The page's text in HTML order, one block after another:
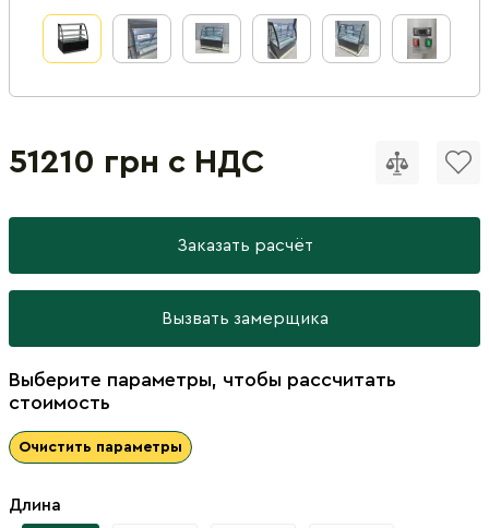
51210 грн с НДС
Заказать расчёт
Вызвать замерщика
Выберите параметры, чтобы рассчитать
стоимость
Очистить параметры
Длина